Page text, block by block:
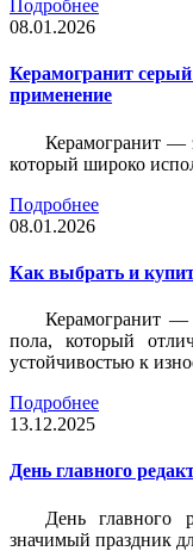
Подробнее
08.01.2026
Керамогранит
применение
Керамогранит —
который широко
Подробнее
08.01.2026
Как выбрать и
Керамогранит —
пола, который
устойчивостью к
Подробнее
13.12.2025
День главного
День главного
значимый праздник